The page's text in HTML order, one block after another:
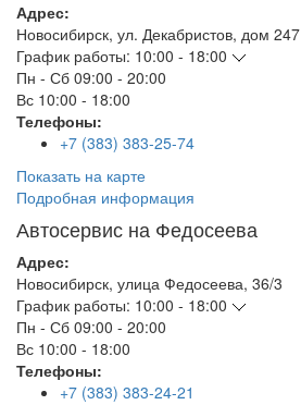
Адрес:
Новосибирск, ул. Декабристов, дом 247
График работы: 10:00 - 18:00
Пн - Сб 09:00 - 20:00
Вс 10:00 - 18:00
Телефоны:
+7 (383) 383-25-74
Показать на карте
Подробная информация
Автосервис на Федосеева
Адрес:
Новосибирск, улица Федосеева, 36/3
График работы: 10:00 - 18:00
Пн - Сб 09:00 - 20:00
Вс 10:00 - 18:00
Телефоны:
+7 (383) 383-24-21